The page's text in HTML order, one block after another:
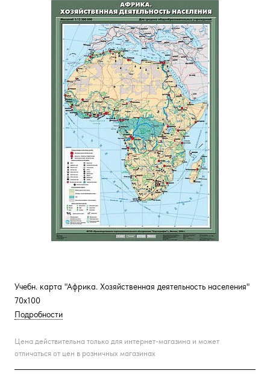
Учебн. карта "Африка. Хозяйственная деятельность населения"
70х100
Подробности
Цена действительна только для интернет-магазина и может
отличаться от цен в розничных магазинах